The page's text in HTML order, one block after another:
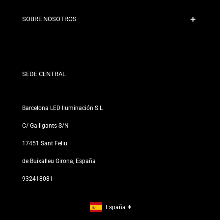
Contacto
SOBRE NOSOTROS
Nuestras Tiendas
SEDE CENTRAL
Barcelona LED Iluminación S.L
C/ Galligants S/N
17451 Sant Feliu
de Buixalleu Girona, España
932418081
Footer: España, €
España €